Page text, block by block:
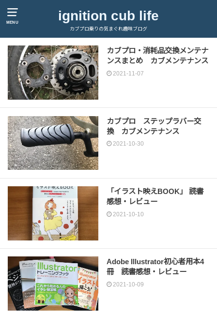
MENU ignition cub life
カブプロ乗りの気まぐれ趣味ブログ
カブプロ・消耗品交換メンテナ
ンスまとめ カブメンテナンス
2021-11-07
カブプロ ステップラバー交
換 カブメンテナンス
2021-10-30
「イラスト映えBOOK」 読書
感想・レビュー
2021-10-10
Adobe Illustrator初心者用本4
冊 読書感想・レビュー
2021-10-09